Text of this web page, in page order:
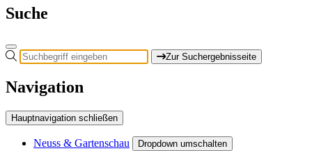
Suche
Zur Suchergebnisseite
Navigation
Hauptnavigation schließen
Neuss & Gartenschau Dropdown umschalten